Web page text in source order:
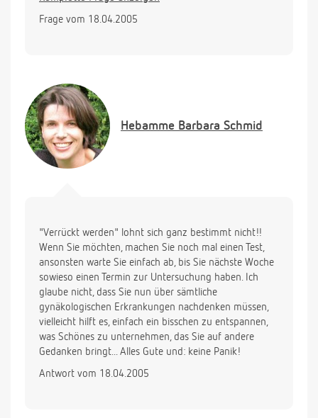
hab allerdings seit 12 tagen unterleibsschmerzen.
ich bin müde, bei jedem "scheiß" kommen mir die
tränen und ich hab sodbrennen. ich verstehs nich.
ich habs zuerst auf pms geschoben, aber die mens
kam ja nicht.
kann es dennoch sein das ich schwanger bin?
aber sooo langsam steigt der hcg wert doch nicht
endometriose? oder wie man das schreibt..
ich wünsch mir zwar ein baby (nein, ich setzt mich
nicht so unter druck das ich mir die tage
"wegeinbilde" ;-) ) , aber inzwischen möcht ich
einfach nur noch wissen was los ist.
ahja..ich hab keinen stress, keine medikamente etc.
was den zyklus verschieben könnte.
können sie mir ein bisschen die angst nehmen?
nochmals.. DANKE
Frage vom 18.04.2005
Hebamme Barbara Schmid
"Verrückt werden" lohnt sich ganz bestimmt nicht!!
Wenn Sie möchten, machen Sie noch mal einen Test,
ansonsten warte Sie einfach ab, bis Sie nächste Woche
sowieso einen Termin zur Untersuchung haben. Ich
glaube nicht, dass Sie nun über sämtliche
gynäkologischen Erkrankungen nachdenken müssen,
vielleicht hilft es, einfach ein bisschen zu entspannen,
was Schönes zu unternehmen, das Sie auf andere
Gedanken bringt... Alles Gute und: keine Panik!
Antwort vom 18.04.2005